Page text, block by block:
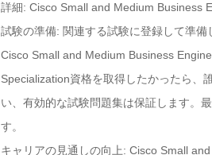
詳細: Cisco Small and Medium Business
試験の準備: 関連する試験に登録して準備
Cisco Small and Medium Business
Specialization資格を取得したかったら、
い、有効的な試験問題集は保証します。
す。
キャリアの見通しの向上: Cisco Small